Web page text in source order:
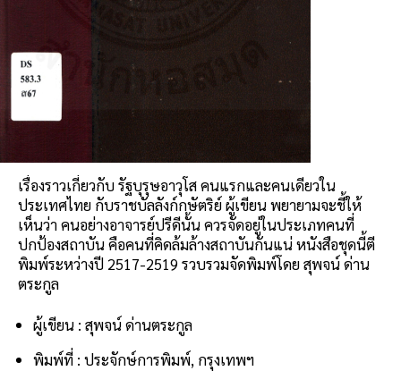
เรื่องราวเกี่ยวกับ รัฐบุรุษอาวุโส คนแรกและคนเดียวใน
ประเทศไทย กับราชบัลลังก์กษัตริย์ ผู้เขียน พยายามจะชี้ให้
เห็นว่า คนอย่างอาจารย์ปรีดีนั้น ควรจัดอยู่ในประเภทคนที่
ปกป้องสถาบัน คือคนที่คิดล้มล้างสถาบันกันแน่ หนังสือชุดนี้ตี
พิมพ์ระหว่างปี 2517-2519 รวบรวมจัดพิมพ์โดย สุพจน์ ด่าน
ตระกูล
ผู้เขียน : สุพจน์ ด่านตระกูล
พิมพ์ที่ : ประจักษ์การพิมพ์, กรุงเทพฯ